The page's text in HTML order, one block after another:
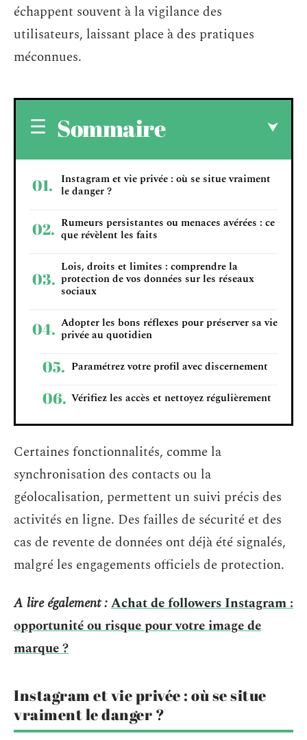
échappent souvent à la vigilance des
utilisateurs, laissant place à des pratiques
méconnues.
Sommaire
Instagram et vie privée : où se situe vraiment
le danger ?
Rumeurs persistantes ou menaces avérées : ce
que révèlent les faits
Lois, droits et limites : comprendre la
protection de vos données sur les réseaux
sociaux
Adopter les bons réflexes pour préserver sa vie
privée au quotidien
Paramétrez votre profil avec discernement
Vérifiez les accès et nettoyez régulièrement
Certaines fonctionnalités, comme la
synchronisation des contacts ou la
géolocalisation, permettent un suivi précis des
activités en ligne. Des failles de sécurité et des
cas de revente de données ont déjà été signalés,
malgré les engagements officiels de protection.
A lire également :Achat de followers Instagram :
opportunité ou risque pour votre image de
marque ?
Instagram et vie privée : où se situe
vraiment le danger ?